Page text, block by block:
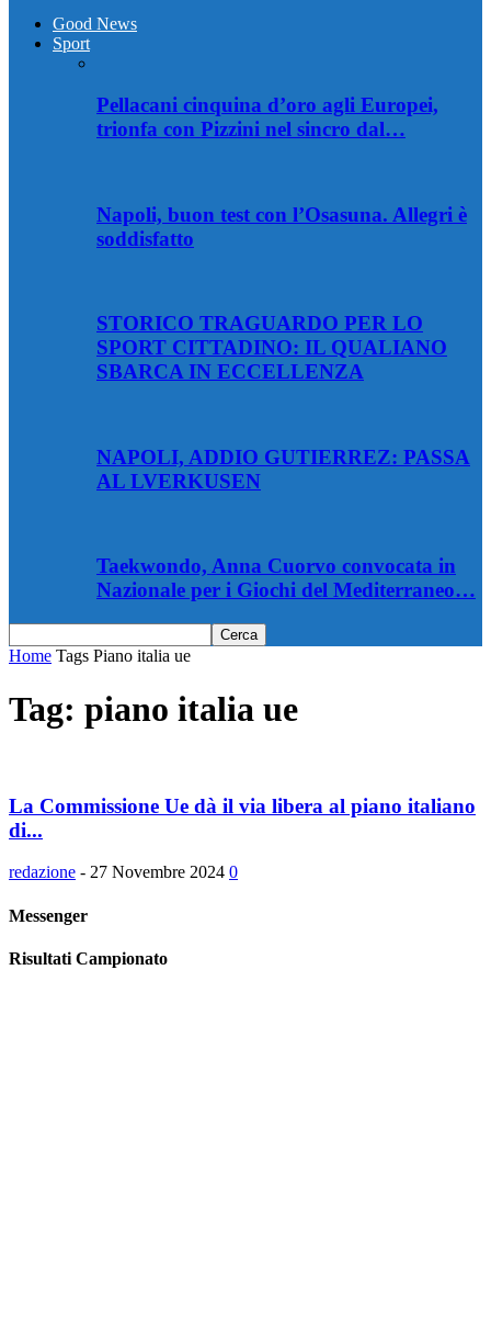
Good News
Sport
Pellacani cinquina d’oro agli Europei,
trionfa con Pizzini nel sincro dal…
Napoli, buon test con l’Osasuna. Allegri è
soddisfatto
STORICO TRAGUARDO PER LO
SPORT CITTADINO: IL QUALIANO
SBARCA IN ECCELLENZA
NAPOLI, ADDIO GUTIERREZ: PASSA
AL LVERKUSEN
Taekwondo, Anna Cuorvo convocata in
Nazionale per i Giochi del Mediterraneo…
Home Tags Piano italia ue
Tag: piano italia ue
La Commissione Ue dà il via libera al piano italiano
di...
redazione - 27 Novembre 2024 0
Messenger
Risultati Campionato